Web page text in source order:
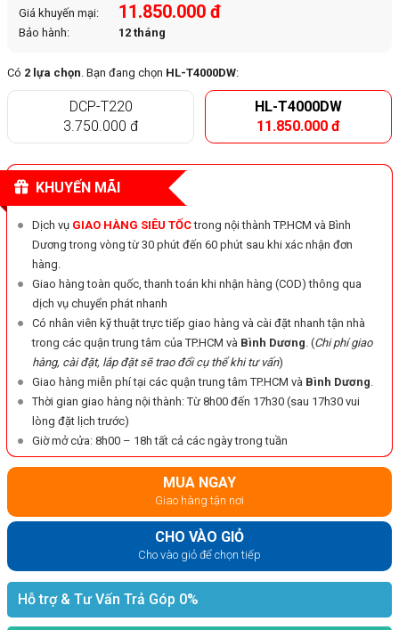
Giá khuyến mại: 11.850.000 đ
Bảo hành: 12 tháng
Có 2 lựa chọn. Bạn đang chọn HL-T4000DW:
DCP-T220
3.750.000 đ
HL-T4000DW
11.850.000 đ
KHUYẾN MÃI
Dịch vụ GIAO HÀNG SIÊU TỐCtrong nội thành TP.HCM và Bình
Dương trong vòng từ 30 phút đến 60 phút sau khi xác nhận đơn
hàng.
Giao hàng toàn quốc, thanh toán khi nhận hàng (COD) thông qua
dịch vụ chuyển phát nhanh
Có nhân viên kỹ thuật trực tiếp giao hàng và cài đặt nhanh tận nhà
trong các quận trung tâm của TP.HCM và Bình Dương. (Chi phí giao
hàng, cài đặt, lắp đặt sẽ trao đổi cụ thể khi tư vấn)
Giao hàng miễn phí tại các quận trung tâm TP.HCM và Bình Dương.
Thời gian giao hàng nội thành: Từ 8h00 đến 17h30 (sau 17h30 vui
lòng đặt lịch trước)
Giờ mở cửa: 8h00 – 18h tất cả các ngày trong tuần
MUA NGAY
Giao hàng tận nơi
CHO VÀO GIỎ
Cho vào giỏ để chọn tiếp
Hỗ trợ & Tư Vấn Trả Góp 0%